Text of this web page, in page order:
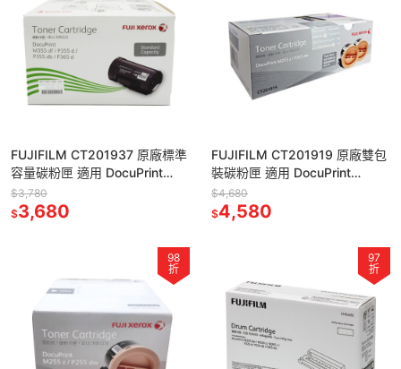
FUJIFILM CT201937 原廠標準
容量碳粉匣 適用 DocuPrint
M355df/P355d/P365d
$3,780
$3,680
FUJIFILM CT201919 原廠雙包
裝碳粉匣 適用 DocuPrint
P255dw/M255z
$4,680
$4,580
98
折
97
折